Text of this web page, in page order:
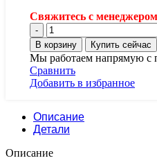
Свяжитесь с
Количество
товара
Гидравлическое
масло
Teboil
Hydraulic
ML,
минеральное,
кг
В корзину Купить сейчас
Мы работаем напрямую с
Сравнить
Добавить в избранное
Описание
Детали
Описание